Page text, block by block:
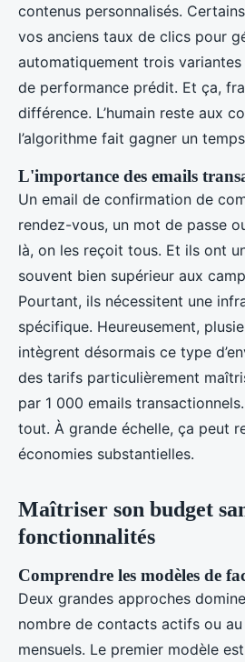
contenus personnalisés.
vos anciens taux de clics pour
automatiquement trois variantes
de performance prédit. Et ça,
différence. L’humain reste aux
l’algorithme fait gagner un
L'importance des emails
Un email de confirmation de
rendez-vous, un mot de passe
là, on les reçoit tous. Et ils ont
souvent bien supérieur aux
Pourtant, ils nécessitent une
spécifique. Heureusement,
intègrent désormais ce type
des tarifs particulièrement
par 1 000 emails
tout. À grande échelle, ça peut
économies substantielles.
Maîtriser son budget
fonctionnalités
Comprendre les modèles de
Deux grandes approches
nombre de contacts actifs ou au
mensuels. Le premier modèle